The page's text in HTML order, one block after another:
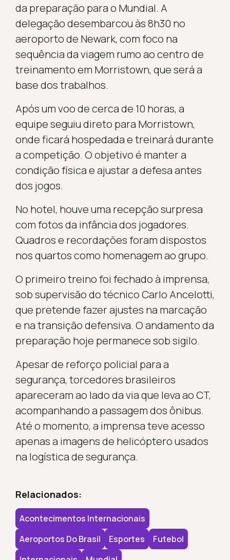
da preparação para o Mundial. A
delegação desembarcou às 8h30 no
aeroporto de Newark, com foco na
sequência da viagem rumo ao centro de
treinamento em Morristown, que será a
base dos trabalhos.
Após um voo de cerca de 10 horas, a
equipe seguiu direto para Morristown,
onde ficará hospedada e treinará durante
a competição. O objetivo é manter a
condição física e ajustar a defesa antes
dos jogos.
No hotel, houve uma recepção surpresa
com fotos da infância dos jogadores.
Quadros e recordações foram dispostos
nos quartos como homenagem ao grupo.
O primeiro treino foi fechado à imprensa,
sob supervisão do técnico Carlo Ancelotti,
que pretende fazer ajustes na marcação
e na transição defensiva. O andamento da
preparação hoje permanece sob sigilo.
Apesar de reforço policial para a
segurança, torcedores brasileiros
apareceram ao lado da via que leva ao CT,
acompanhando a passagem dos ônibus.
Até o momento, a imprensa teve acesso
apenas a imagens de helicóptero usados
na logística de segurança.
Relacionados:
Acontecimentos Internacionais
Aeroportos Do Brasil
Esportes
Futebol